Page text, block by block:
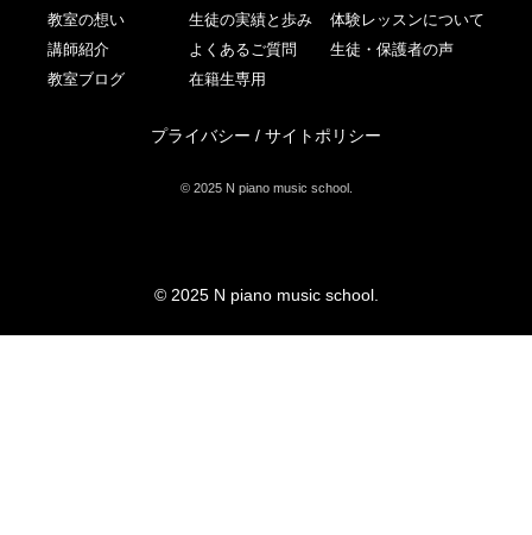
教室の想い
生徒の実績と歩み
体験レッスンについて
講師紹介
よくあるご質問
生徒・保護者の声
教室ブログ
在籍生専用
プライバシー / サイトポリシー
© 2025 N piano music school.
© 2025 N piano music school.